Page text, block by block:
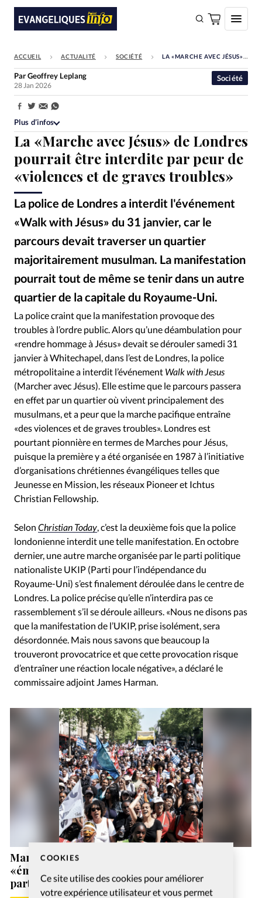
COOKIES
Ce site utilise des cookies pour améliorer
votre expérience utilisateur et vous permet
FAIRE UN DON
Faire un don
Eglises
Société
Bible
Toute l'actualité
Se connecter
Devise: CHF
RUBRIQUES
Toute l'actualité Bible Culture
Economie
Eglises
Histoire Laicité
Liberté religieuse
Mission
Monde People Politique
Religions
Société
ACCUEIL ACTUALITÉ SOCIÉTÉ LA «MARCHE AVEC JÉSUS» DE LONDRES POURRAIT ÊTRE INTERDITE PAR PEUR DE «VIOLENCES ET DE GRAVES TROUBLES»
La «Marche avec Jésus» de Londres
pourrait être interdite par peur de
«violences et de graves troubles»
La police de Londres a interdit l'événement
«Walk with Jésus» du 31 janvier, car le
parcours devait traverser un quartier
majoritairement musulman. La manifestation
pourrait tout de même se tenir dans un autre
quartier de la capitale du Royaume-Uni.
Société
ParGeoffrey Leplang
28 Jan 2026
Partager:
Plus d’infos
©Alex Block - Unsplash
La police craint que la manifestation provoque des
troubles à l’ordre public. Alors qu’une déambulation pour
«rendre hommage à Jésus» devait se dérouler samedi 31
janvier à Whitechapel, dans l’est de Londres, la police
métropolitaine a interdit l’événement Walk with Jesus
(Marcher avec Jésus). Elle estime que le parcours passera
en effet par un quartier où vivent principalement des
musulmans, et a peur que la marche pacifique entraîne
«des violences et de graves troubles». Londres est
pourtant pionnière en termes de Marches pour Jésus,
puisque la première y a été organisée en 1987 à l’initiative
d’organisations chrétiennes évangéliques telles que
Jeunesse en Mission, les réseaux Pioneer et Ichtus
Christian Fellowship.
Selon Christian Today, c’est la deuxième fois que la police
londonienne interdit une telle manifestation. En octobre
dernier, une autre marche organisée par le parti politique
nationaliste UKIP (Parti pour l’indépendance du
Royaume-Uni) s’est finalement déroulée dans le centre de
Londres. La police précise qu’elle n’interdira pas ce
rassemblement s’il se déroule ailleurs. «Nous ne disons pas
que la manifestation de l’UKIP, prise isolément, sera
désordonnée. Mais nous savons que beaucoup la
trouveront provocatrice et que cette provocation risque
d’entraîner une réaction locale négative», a déclaré le
commissaire adjoint James Harman.
Marche Pour Jésus: Les organisateurs
«émerveillés» par l’engouement des
participants